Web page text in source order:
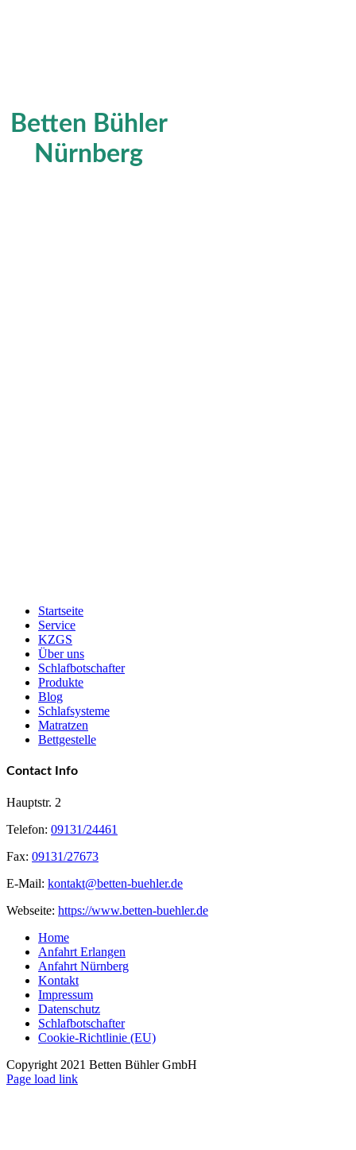
Betten Bühler
Nürnberg
Startseite
Service
KZGS
Über uns
Schlafbotschafter
Produkte
Blog
Schlafsysteme
Matratzen
Bettgestelle
Contact Info
Hauptstr. 2
Telefon: 09131/24461
Fax: 09131/27673
E-Mail: kontakt@betten-buehler.de
Webseite: https://www.betten-buehler.de
Home
Anfahrt Erlangen
Anfahrt Nürnberg
Kontakt
Impressum
Datenschutz
Schlafbotschafter
Cookie-Richtlinie (EU)
Copyright 2021 Betten Bühler GmbH
Page load link